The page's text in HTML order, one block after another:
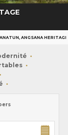
ANGSANA